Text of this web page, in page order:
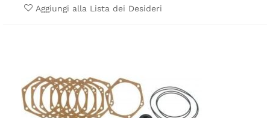
Aggiungi alla Lista dei Desideri